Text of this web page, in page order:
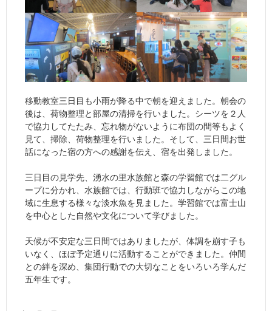
移動教室三日目も小雨が降る中で朝を迎えました。朝会の
後は、荷物整理と部屋の清掃を行いました。シーツを２人
で協力してたたみ、忘れ物がないように布団の間等もよく
見て、掃除、荷物整理を行いました。そして、三日間お世
話になった宿の方への感謝を伝え、宿を出発しました。
三日目の見学先、湧水の里水族館と森の学習館では二グル
ープに分かれ、水族館では、行動班で協力しながらこの地
域に生息する様々な淡水魚を見ました。学習館では富士山
を中心とした自然や文化について学びました。
天候が不安定な三日間ではありましたが、体調を崩す子も
いなく、ほぼ予定通りに活動することができました。仲間
との絆を深め、集団行動での大切なことをいろいろ学んだ
五年生です。